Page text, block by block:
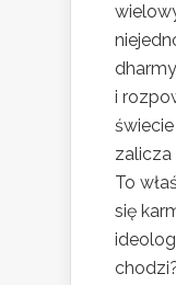
i
zalicza
To
się